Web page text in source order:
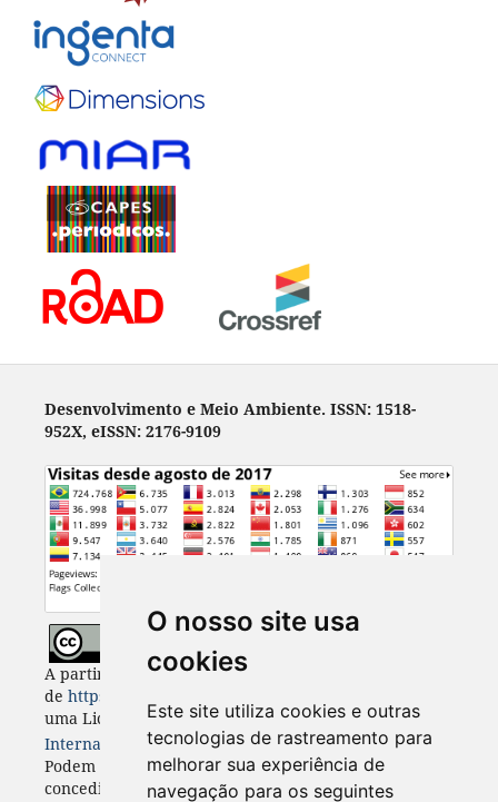
O nosso site usa
cookies
Este site utiliza cookies e outras
tecnologias de rastreamento para
melhorar sua experiência de
navegação para os seguintes
Desenvolvimento e Meio Ambiente. ISSN: 1518-
952X, eISSN: 2176-9109
A partir de 2023, Desenvolvimento e Meio Ambiente
de https://revistas.ufpr.br/made
uma Licença
Creative Commons - Atribuição 4.0
Internacional . CC BY 4.0
Podem estar disponíveis autorizações adicionais às
concedidas no âmbito desta licença em